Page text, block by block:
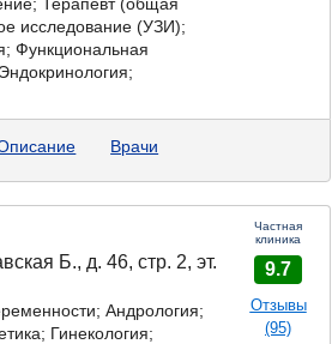
исследование (УЗИ);
Функциональная
Врачи
Б., д. 46, стр. 2, эт.
Андрология;
Гинекология;
Частная
клиника
9.7
Отзывы
(95)